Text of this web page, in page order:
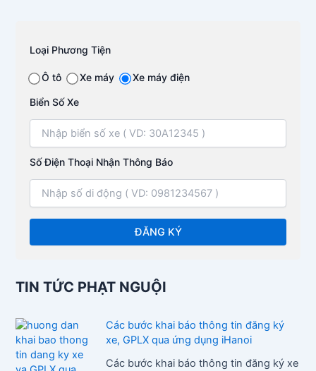
Loại Phương Tiện
Ô tô Xe máy Xe máy điện
Biển Số Xe
Số Điện Thoại Nhận Thông Báo
TIN TỨC PHẠT NGUỘI
Các bước khai báo thông tin đăng ký
xe, GPLX qua ứng dụng iHanoi
Các bước khai báo thông tin đăng ký xe